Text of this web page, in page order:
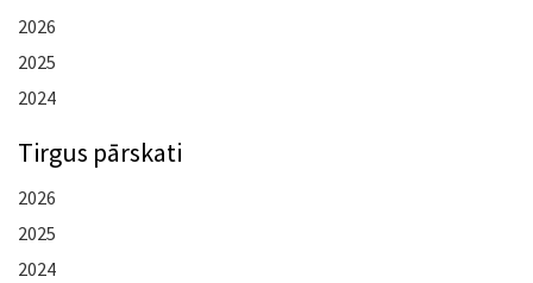
2026
2025
2024
Tirgus pārskati
2026
2025
2024